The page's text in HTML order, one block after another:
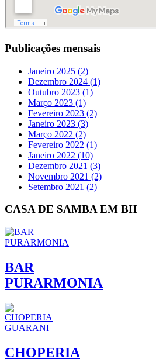
Publicações mensais
Janeiro 2025 (2)
Dezembro 2024 (1)
Outubro 2023 (1)
Março 2023 (1)
Fevereiro 2023 (2)
Janeiro 2023 (3)
Março 2022 (2)
Fevereiro 2022 (1)
Janeiro 2022 (10)
Dezembro 2021 (3)
Novembro 2021 (2)
Setembro 2021 (2)
CASA DE SAMBA EM BH
BAR
PURARMONIA
CHOPERIA